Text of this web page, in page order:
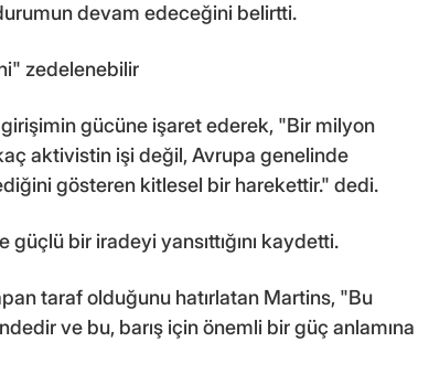
devam edeceğini belirtti.
zedelenebilir
gücüne işaret ederek, "Bir milyon
aktivistin işi değil, Avrupa genelinde
gösteren kitlesel bir harekettir." dedi.
bir iradeyi yansıttığını kaydetti.
taraf olduğunu hatırlatan Martins, "Bu
ve bu, barış için önemli bir güç anlamına